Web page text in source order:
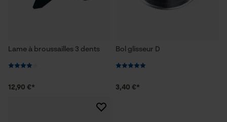
Lame à broussailles 3 dents
12,90 €*
Bol glisseur D
3,40 €*